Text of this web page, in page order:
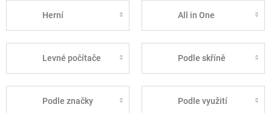
Herní All in One
Levné počítače Podle skříně
Podle značky Podle využití